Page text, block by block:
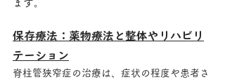
ます。
保存療法：薬物療法と整体やリハビリ
テーション
脊柱管狭窄症の治療は、症状の程度や患者さ